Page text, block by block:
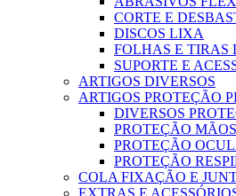
CORTE E
DISCOS LIXA
FOLHAS E TIRAS
SUPORTE E
ARTIGOS DIVERSOS
ARTIGOS PROTEÇÃO
DIVERSOS
PROTEÇÃO MÃOS
PROTEÇÃO
PROTEÇÃO
COLA FIXAÇÃO E